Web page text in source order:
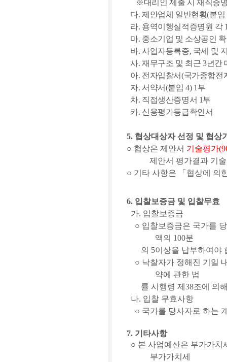
※대리인 제출 시 재직증
다.제안업체 일반현황(붙임
라. 용역이행실적증명원 각
마. 중소기업 및 소상공인
바.사업자등록증, 국세 및
사.재무구조 및 최근3년간
아. 전자입찰서(국가종합전
자. 서약서(붙임4) 1 부
차. 직접생산증명서 1부
카. 신용평가등급확인서
5. 협상대상자 선정 및 협상
○ 협상은 제안서 기술평가
제안서 평가결과 기
○ 기타 사항은 「 협상에 의
6. 입찰보증금 및 입찰무효
가. 입찰보증금
○ 입찰보증금은 국가를
액의 100분
의 5이상을 납부하여야
○ 낙찰자가 정해진 기일
약에 관한 법
률 시행령 제 38조에 의
나. 입찰 무효사항
○ 국가를 당사자로 하는
7. 기타사항
○ 본 사업예산은 부가가치
부가가치세